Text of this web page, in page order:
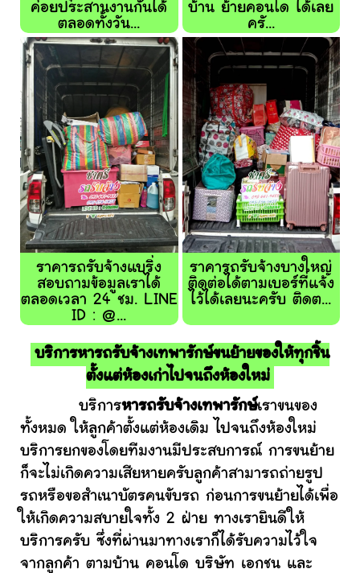
ค่อยประสานงานกันได้
ตลอดทั้งวัน...
บ้าน ย้ายคอนโด ได้เลย
ครั...
ราคารถรับจ้างแบริ่ง
สอบถามข้อมูลเราได้
ตลอดเวลา 24 ชม. LINE
ID : @...
ราคารถรับจ้างบางใหญ่
ติดต่อได้ตามเบอร์ที่แจ้ง
ไว้ได้เลยนะครับ ติดต...
บริการหารถรับจ้างเทพารักษ์ขนย้ายของให้ทุกชิ้น
ตั้งแต่ห้องเก่าไปจนถึงห้องใหม่
บริการหารถรับจ้างเทพารักษ์เราขนของ
ทั้งหมด ให้ลูกค้าตั้งแต่ห้องเดิม ไปจนถึงห้องใหม่
บริการยกของโดยทีมงานมีประสบการณ์ การขนย้าย
ก็จะไม่เกิดความเสียหายครับลูกค้าสามารถถ่ายรูป
รถหรือขอสำเนาบัตรคนขับรถ ก่อนการขนย้ายได้เพื่อ
ให้เกิดความสบายใจทั้ง 2 ฝ่าย ทางเรายินดีให้
บริการครับ ซึ่งที่ผ่านมาทางเราก็ได้รับความไว้ใจ
จากลูกค้า ตามบ้าน คอนโด บริษัท เอกชน และ